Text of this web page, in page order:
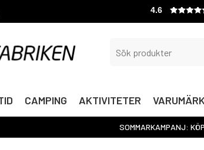
4.6
CAMPING AKTIVITETER
SOMMARKAMPANJ: